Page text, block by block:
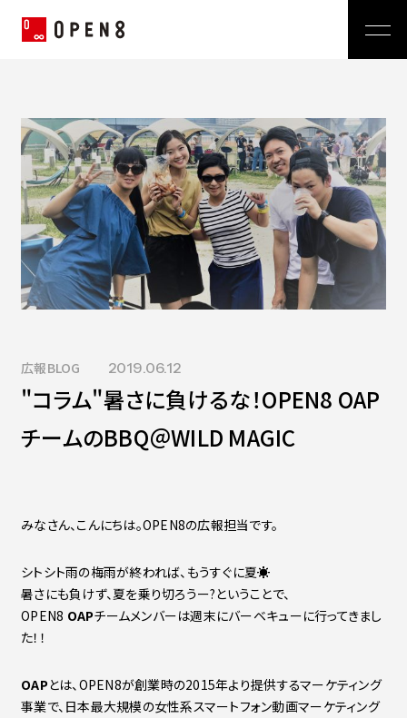
代表メッセージ
ミッション
経営メンバー
会社概要
沿革
News
プレスリリース
おしらせ
広報 BLOG
TECH BLOG
Service
Video BRAIN
Open BRAIN
Insight BRAIN
Technology
価値観
OPEN8のバリュー
社員インタビュー
Sustainability
Contact
広報BLOG 2019.06.12
"コラム"暑さに負けるな！OPEN8 OAP
チームのBBQ＠WILD MAGIC
みなさん、こんにちは。OPEN8の広報担当です。
シトシト雨の梅雨が終われば、もうすぐに夏☀
暑さにも負けず、夏を乗り切ろうー?ということで、
OPEN8 OAPチームメンバーは週末にバーベキューに行ってきまし
た！！
OAPとは、OPEN8が創業時の2015年より提供するマーケティング
事業で、日本最大規模の女性系スマートフォン動画マーケティング